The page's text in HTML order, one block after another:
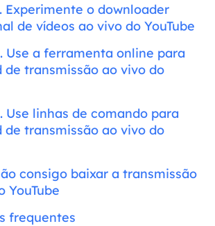
Experimente o downloader
de vídeos ao vivo do YouTube
Use a ferramenta online para
de transmissão ao vivo do
Use linhas de comando para
de transmissão ao vivo do
consigo baixar a transmissão
YouTube
frequentes